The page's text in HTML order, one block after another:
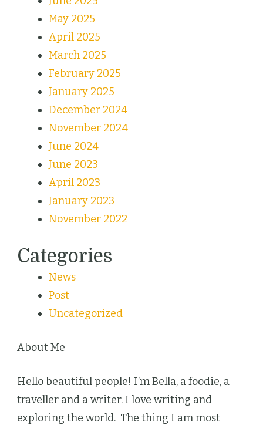
May 2025
April 2025
March 2025
February 2025
January 2025
December 2024
November 2024
June 2024
June 2023
April 2023
January 2023
November 2022
Categories
News
Post
Uncategorized
About Me
Hello beautiful people! I’m Bella, a foodie, a
traveller and a writer. I love writing and
exploring the world. The thing I am most